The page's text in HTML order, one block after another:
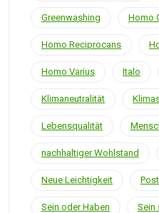
Greenwashing Homo
Homo Reciprocans
Homo Varius Italo
Klimaneutralität
Lebensqualität
nachhaltiger Wohlstand
Neue Leichtigkeit
Sein oder Haben Sein